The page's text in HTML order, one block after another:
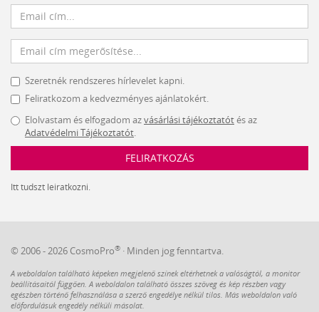
Szeretnék rendszeres hírlevelet kapni.
Feliratkozom a kedvezményes ajánlatokért.
Elolvastam és elfogadom azvásárlási tájékoztatótés az
Adatvédelmi Tájékoztatót.
FELIRATKOZÁS
Itt tudszt leiratkozni.
© 2006 - 2026 CosmoPro® · Minden jog fenntartva.
A weboldalon található képeken megjelenő színek eltérhetnek a valóságtól, a monitor
beállításaitól függően. A weboldalon található összes szöveg és kép részben vagy
egészben történő felhasználása a szerző engedélye nélkül tilos. Más weboldalon való
előfordulásuk engedély nélküli másolat.